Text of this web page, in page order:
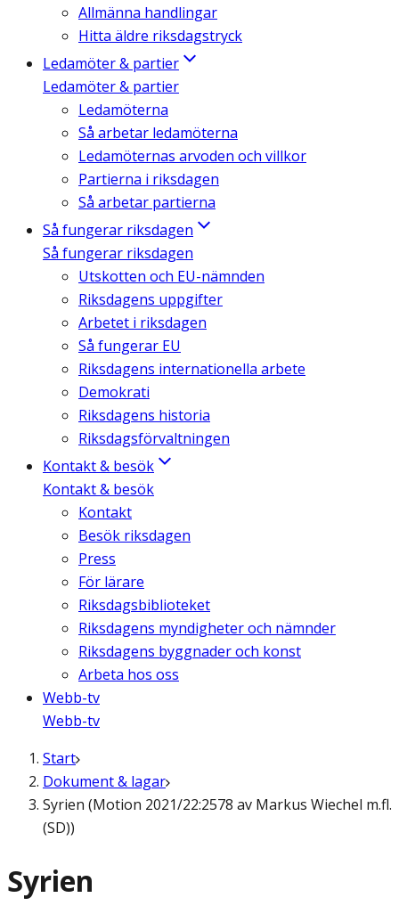
Allmänna handlingar
Hitta äldre riksdagstryck
Ledamöter & partier
Ledamöter & partier
Ledamöterna
Så arbetar ledamöterna
Ledamöternas arvoden och villkor
Partierna i riksdagen
Så arbetar partierna
Så fungerar riksdagen
Så fungerar riksdagen
Utskotten och EU-nämnden
Riksdagens uppgifter
Arbetet i riksdagen
Så fungerar EU
Riksdagens internationella arbete
Demokrati
Riksdagens historia
Riksdagsförvaltningen
Kontakt & besök
Kontakt & besök
Kontakt
Besök riksdagen
Press
För lärare
Riksdagsbiblioteket
Riksdagens myndigheter och nämnder
Riksdagens byggnader och konst
Arbeta hos oss
Webb-tv
Webb-tv
Start
Dokument & lagar
Syrien (Motion 2021/22:2578 av Markus Wiechel m.fl.
(SD))
Syrien